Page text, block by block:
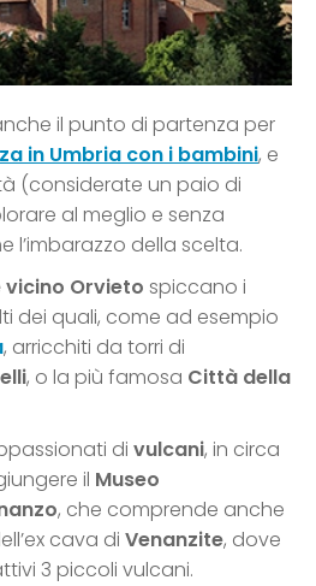
il punto di partenza per
in Umbria con i bambini, e
(considerate un paio di
al meglio e senza
l’imbarazzo della scelta.
Orvieto spiccano i
dei quali, come ad esempio
, arricchiti da torri di
, o la più famosa Città della
di vulcani, in circa
il Museo
, che comprende anche
cava di Venanzite, dove
3 piccoli vulcani.